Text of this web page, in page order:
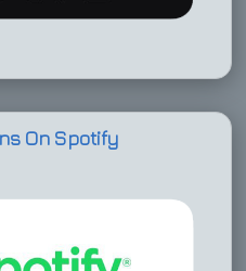
On Spotify